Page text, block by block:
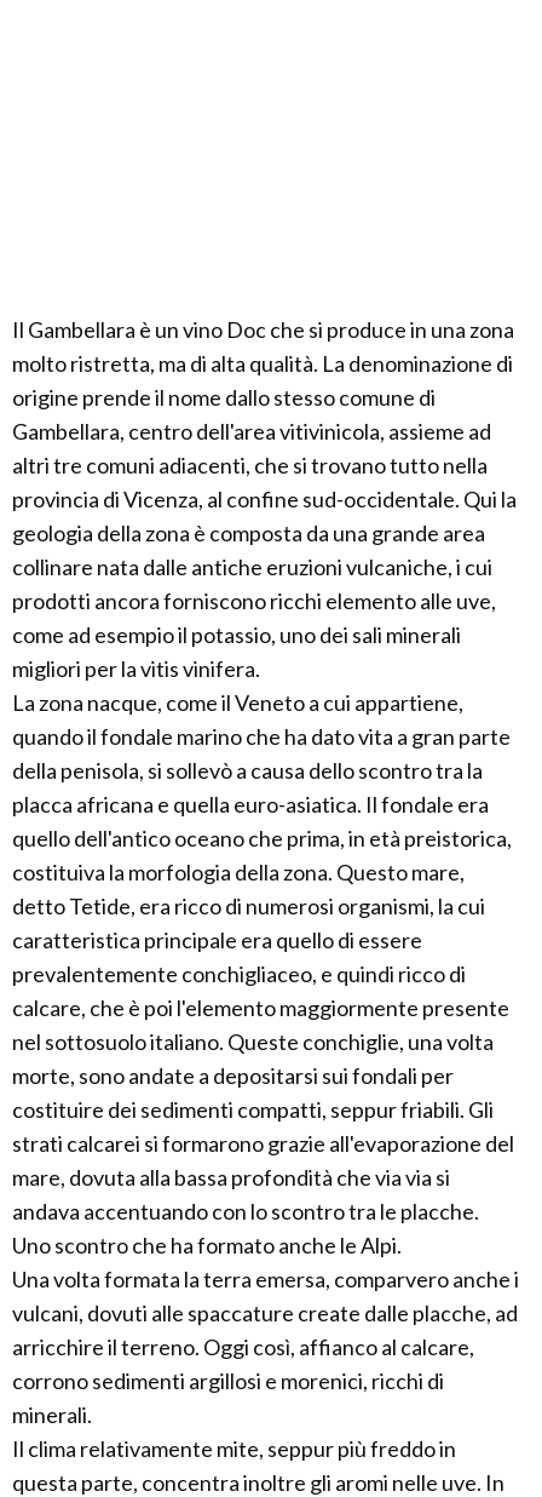
Il Gambellara è un vino Doc che si produce in una zona
molto ristretta, ma di alta qualità. La denominazione di
origine prende il nome dallo stesso comune di
Gambellara, centro dell'area vitivinicola, assieme ad
altri tre comuni adiacenti, che si trovano tutto nella
provincia di Vicenza, al confine sud-occidentale. Qui la
geologia della zona è composta da una grande area
collinare nata dalle antiche eruzioni vulcaniche, i cui
prodotti ancora forniscono ricchi elemento alle uve,
come ad esempio il potassio, uno dei sali minerali
migliori per la vitis vinifera.
La zona nacque, come il Veneto a cui appartiene,
quando il fondale marino che ha dato vita a gran parte
della penisola, si sollevò a causa dello scontro tra la
placca africana e quella euro-asiatica. Il fondale era
quello dell'antico oceano che prima, in età preistorica,
costituiva la morfologia della zona. Questo mare,
detto Tetide, era ricco di numerosi organismi, la cui
caratteristica principale era quello di essere
prevalentemente conchigliaceo, e quindi ricco di
calcare, che è poi l'elemento maggiormente presente
nel sottosuolo italiano. Queste conchiglie, una volta
morte, sono andate a depositarsi sui fondali per
costituire dei sedimenti compatti, seppur friabili. Gli
strati calcarei si formarono grazie all'evaporazione del
mare, dovuta alla bassa profondità che via via si
andava accentuando con lo scontro tra le placche.
Uno scontro che ha formato anche le Alpi.
Una volta formata la terra emersa, comparvero anche i
vulcani, dovuti alle spaccature create dalle placche, ad
arricchire il terreno. Oggi così, affianco al calcare,
corrono sedimenti argillosi e morenici, ricchi di
minerali.
Il clima relativamente mite, seppur più freddo in
questa parte, concentra inoltre gli aromi nelle uve. In